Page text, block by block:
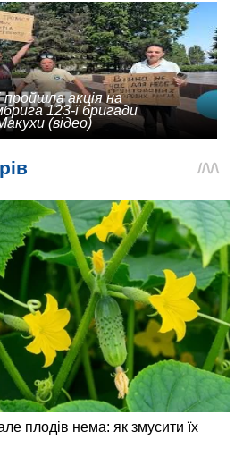
пройшла акція на
123-ї бригади
(відео)